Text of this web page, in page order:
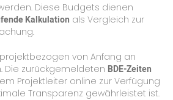
Diese Budgets dienen
Kalkulation als Vergleich zur
von Anfang an
Die zurückgemeldeten BDE-Zeiten
Projektleiter online zur Verfügung
Transparenz gewährleistet ist.